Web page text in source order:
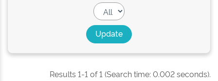
Results 1-1 of 1 (Search time: 0.002 seconds).